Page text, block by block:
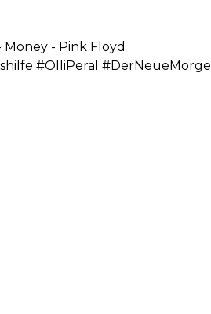
- Pink Floyd
#OlliPeral